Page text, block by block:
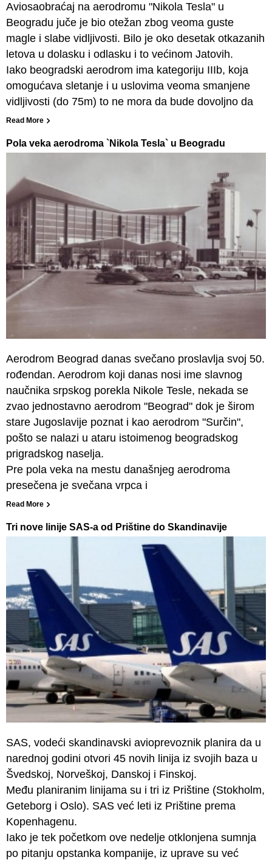
Aviosaobraćaj na aerodromu "Nikola Tesla" u
Beogradu juče je bio otežan zbog veoma guste
magle i slabe vidljivosti. Bilo je oko desetak otkazanih
letova u dolasku i odlasku i to većinom Jatovih.
Iako beogradski aerodrom ima kategoriju IIIb, koja
omogućava sletanje i u uslovima veoma smanjene
vidljivosti (do 75m) to ne mora da bude dovoljno da
Read More
Pola veka aerodroma `Nikola Tesla` u Beogradu
Aerodrom Beograd danas svečano proslavlja svoj 50.
rođendan. Aerodrom koji danas nosi ime slavnog
naučnika srpskog porekla Nikole Tesle, nekada se
zvao jednostavno aerodrom "Beograd" dok je širom
stare Jugoslavije poznat i kao aerodrom "Surčin",
pošto se nalazi u ataru istoimenog beogradskog
prigradskog naselja.
Pre pola veka na mestu današnjeg aerodroma
presečena je svečana vrpca i
Read More
Tri nove linije SAS-a od Prištine do Skandinavije
SAS, vodeći skandinavski avioprevoznik planira da u
narednoj godini otvori 45 novih linija iz svojih baza u
Švedskoj, Norveškoj, Danskoj i Finskoj.
Među planiranim linijama su i tri iz Prištine (Stokholm,
Geteborg i Oslo). SAS već leti iz Prištine prema
Kopenhagenu.
Iako je tek početkom ove nedelje otklonjena sumnja
po pitanju opstanka kompanije, iz uprave su već